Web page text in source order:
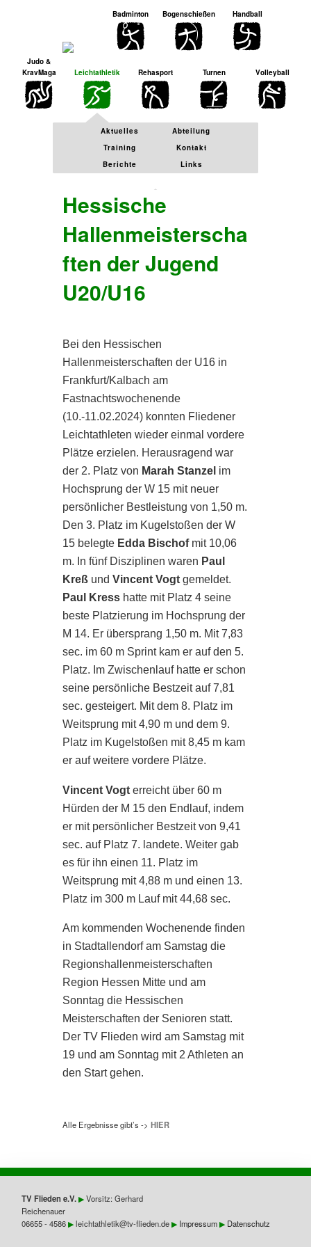
Badminton Bogenschießen Handball
Judo &
KravMaga
Leichtathletik Rehasport Turnen Volleyball
Aktuelles
Abteilung
Training
Kontakt
Berichte
Links
Hessische
Hallenmeisterscha
ften der Jugend
U20/U16
Bei den Hessischen
Hallenmeisterschaften der U16 in
Frankfurt/Kalbach am
Fastnachtswochenende
(10.-11.02.2024) konnten Fliedener
Leichtathleten wieder einmal vordere
Plätze erzielen. Herausragend war
der 2. Platz von Marah Stanzel im
Hochsprung der W 15 mit neuer
persönlicher Bestleistung von 1,50 m.
Den 3. Platz im Kugelstoßen der W
15 belegte Edda Bischofmit 10,06
m. In fünf Disziplinen waren Paul
Kreßund Vincent Vogtgemeldet.
Paul Kresshatte mit Platz 4 seine
beste Platzierung im Hochsprung der
M 14. Er übersprang 1,50 m. Mit 7,83
sec. im 60 m Sprint kam er auf den 5.
Platz. Im Zwischenlauf hatte er schon
seine persönliche Bestzeit auf 7,81
sec. gesteigert. Mit dem 8. Platz im
Weitsprung mit 4,90 m und dem 9.
Platz im Kugelstoßen mit 8,45 m kam
er auf weitere vordere Plätze.
Vincent Vogterreicht über 60 m
Hürden der M 15 den Endlauf, indem
er mit persönlicher Bestzeit von 9,41
sec. auf Platz 7. landete. Weiter gab
es für ihn einen 11. Platz im
Weitsprung mit 4,88 m und einen 13.
Platz im 300 m Lauf mit 44,68 sec.
Am kommenden Wochenende finden
in Stadtallendorf am Samstag die
Regionshallenmeisterschaften
Region Hessen Mitte und am
Sonntag die Hessischen
Meisterschaften der Senioren statt.
Der TV Flieden wird am Samstag mit
19 und am Sonntag mit 2 Athleten an
den Start gehen.
Alle Ergebnisse gibt’s -> HIER
TV Flieden e.V.▶︎Vorsitz: Gerhard
Reichenauer
06655 - 4586▶︎leichtathletik@tv-flieden.de▶︎ Impressum ▶︎ Datenschutz